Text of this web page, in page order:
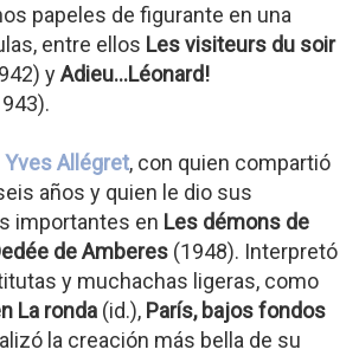
papeles de figurante en una
entre ellos Les visiteurs du soir
yAdieu...Léonard!
Yves Allégret, con quien compartió
años y quien le dio sus
importantes en Les démons de
de Amberes (1948). Interpretó
y muchachas ligeras, como
La ronda (id.), París, bajos fondos
la creación más bella de su